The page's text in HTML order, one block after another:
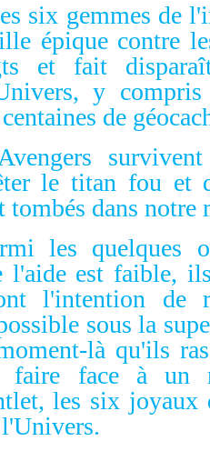
six gemmes de
épique contre
et fait
y compris
de
le titan fou et
dans notre
les quelques
l'aide est faible,
l'intention de
sous la
là qu'ils
faire face à un
les six